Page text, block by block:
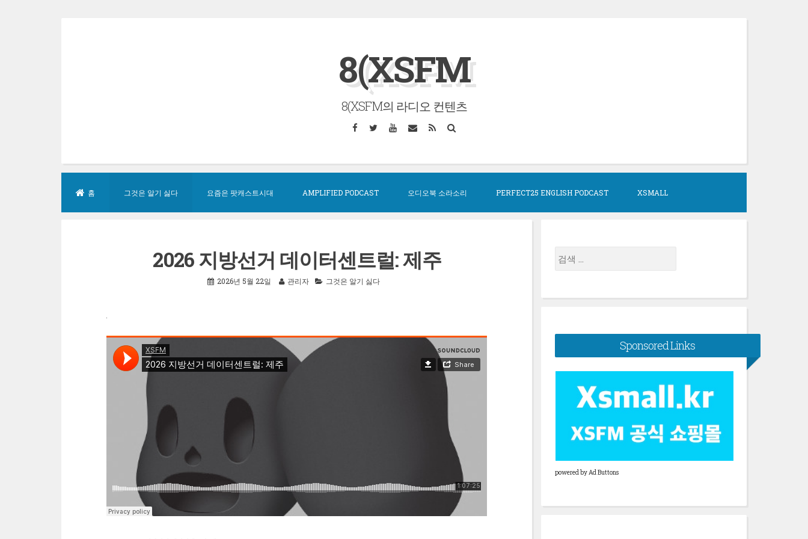
8(XSFM
8(XSFM의 라디오 컨텐츠
Facebook
Twitter YouTube
Email RSS
홈 그것은 알기 싫다 요즘은 팟캐스트시대 AMPLIFIED PODCAST 오디오북 소라소리 PERFECT25 ENGLISH PODCAST XSMALL
2026 지방선거 데이터센트럴: 제주
2026년 5월 22일 관리자 그것은 알기 싫다
검
색:
Sponsored Links
powered by Ad Buttons